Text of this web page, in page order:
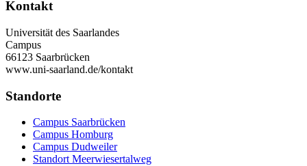
Kontakt
Universität des Saarlandes
Campus
66123 Saarbrücken
www.uni-saarland.de/kontakt
Standorte
Campus Saarbrücken
Campus Homburg
Campus Dudweiler
Standort Meerwiesertalweg